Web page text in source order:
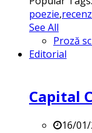
poezie,
See All
Proză
Editorial
Capital
16/